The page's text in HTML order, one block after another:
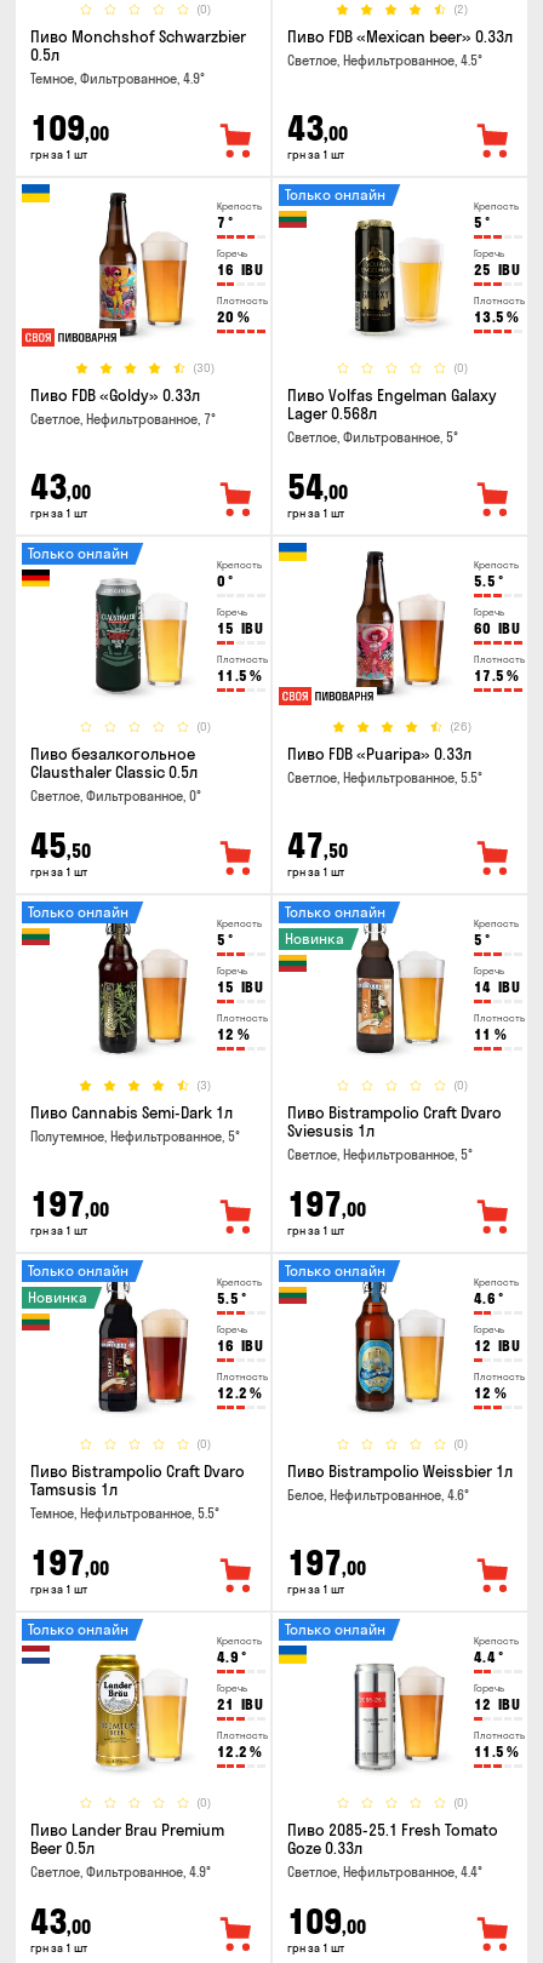
(0)
Пиво Monchshof Schwarzbier
0.5л
Темное, Фильтрованное, 4.9°
109,00
грн за 1 шт
(2)
Пиво FDB «Mexican beer» 0.33л
Светлое, Нефильтрованное, 4.5°
43,00
грн за 1 шт
Крепость
7 °
Горечь
16 IBU
Плотность
20 %
(30)
Пиво FDB «Goldy» 0.33л
Светлое, Нефильтрованное, 7°
43,00
грн за 1 шт
Крепость
5 °
Горечь
25 IBU
Плотность
13.5 %
(0)
Только онлайн
Пиво Volfas Engelman Galaxy
Lager 0.568л
Светлое, Фильтрованное, 5°
54,00
грн за 1 шт
Крепость
0 °
Горечь
15 IBU
Плотность
11.5 %
(0)
Только онлайн
Пиво безалкогольное
Clausthaler Classic 0.5л
Светлое, Фильтрованное, 0°
45,50
грн за 1 шт
Крепость
5.5 °
Горечь
60 IBU
Плотность
17.5 %
(26)
Пиво FDB «Puaripa» 0.33л
Светлое, Нефильтрованное, 5.5°
47,50
грн за 1 шт
Крепость
5 °
Горечь
15 IBU
Плотность
12 %
(3)
Только онлайн
Пиво Cannabis Semi-Dark 1л
Полутемное, Нефильтрованное, 5°
197,00
грн за 1 шт
Крепость
5 °
Горечь
14 IBU
Плотность
11 %
(0)
Только онлайн
Новинка
Пиво Bistrampolio Craft Dvaro
Sviesusis 1л
Светлое, Нефильтрованное, 5°
197,00
грн за 1 шт
Крепость
5.5 °
Горечь
16 IBU
Плотность
12.2 %
(0)
Только онлайн
Новинка
Пиво Bistrampolio Craft Dvaro
Tamsusis 1л
Темное, Нефильтрованное, 5.5°
197,00
грн за 1 шт
Крепость
4.6 °
Горечь
12 IBU
Плотность
12 %
(0)
Только онлайн
Пиво Bistrampolio Weissbier 1л
Белое, Нефильтрованное, 4.6°
197,00
грн за 1 шт
Крепость
4.9 °
Горечь
21 IBU
Плотность
12.2 %
(0)
Только онлайн
Пиво Lander Brau Premium
Beer 0.5л
Светлое, Фильтрованное, 4.9°
43,00
грн за 1 шт
Крепость
4.4°
Горечь
12 IBU
Плотность
11.5 %
(0)
Только онлайн
Пиво 2085-25.1 Fresh Tomato
Goze 0.33л
Светлое, Нефильтрованное, 4.4°
109,00
грн за 1 шт